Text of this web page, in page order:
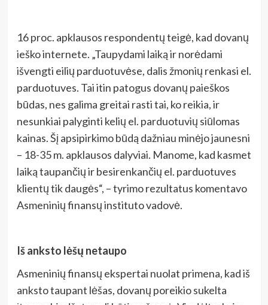
16 proc. apklausos respondentų teigė, kad dovanų
ieško internete. „Taupydami laiką ir norėdami
išvengti eilių parduotuvėse, dalis žmonių renkasi el.
parduotuves. Tai itin patogus dovanų paieškos
būdas, nes galima greitai rasti tai, ko reikia, ir
nesunkiai palyginti kelių el. parduotuvių siūlomas
kainas. Šį apsipirkimo būdą dažniau minėjo jaunesni
– 18-35 m. apklausos dalyviai. Manome, kad kasmet
laiką taupančių ir besirenkančių el. parduotuves
klientų tik daugės“, – tyrimo rezultatus komentavo
Asmeninių finansų instituto vadovė.
Iš anksto lėšų netaupo
Asmeninių finansų ekspertai nuolat primena, kad iš
anksto taupant lėšas, dovanų poreikio sukelta